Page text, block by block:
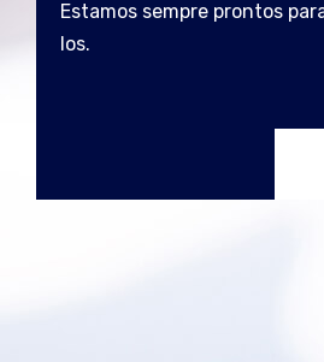
Estamos sempre prontos
los.